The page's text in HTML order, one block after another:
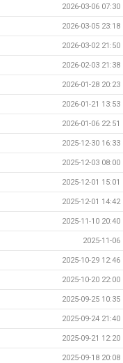
2026-03-06 07:30
2026-03-05 23:18
2026-03-02 21:50
2026-02-03 21:38
2026-01-28 20:23
2026-01-21 13:53
2026-01-06 22:51
2025-12-30 16:33
2025-12-03 08:00
2025-12-01 15:01
2025-12-01 14:42
2025-11-10 20:40
2025-11-06
2025-10-29 12:46
2025-10-20 22:00
2025-09-25 10:35
2025-09-24 21:40
2025-09-21 12:20
2025-09-18 20:08